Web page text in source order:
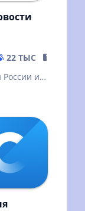
22 ТЫС
России и
от